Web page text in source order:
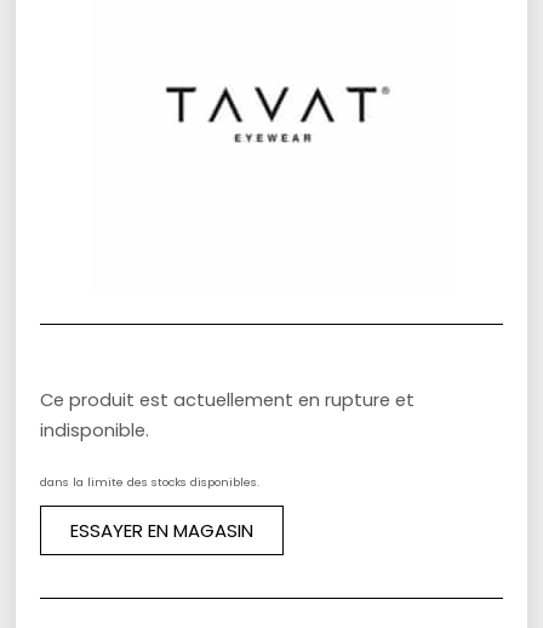
Ce produit est actuellement en rupture et
indisponible.
dans la limite des stocks disponibles.
ESSAYER EN MAGASIN